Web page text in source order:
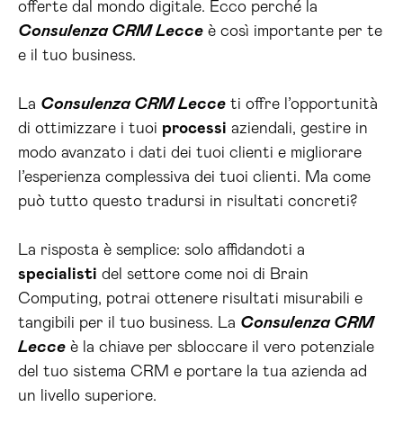
offerte dal mondo digitale. Ecco perché la
Consulenza CRM Lecce è così importante per te
e il tuo business.
La Consulenza CRM Lecce ti offre l’opportunità
di ottimizzare i tuoi processi aziendali, gestire in
modo avanzato i dati dei tuoi clienti e migliorare
l’esperienza complessiva dei tuoi clienti. Ma come
può tutto questo tradursi in risultati concreti?
La risposta è semplice: solo affidandoti a
specialisti del settore come noi di Brain
Computing, potrai ottenere risultati misurabili e
tangibili per il tuo business. La Consulenza CRM
Lecce è la chiave per sbloccare il vero potenziale
del tuo sistema CRM e portare la tua azienda ad
un livello superiore.